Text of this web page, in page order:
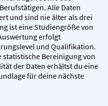
Alle Daten
und sind nie älter als drei
ist eine Studiengröße von
erfolgt
und Qualifikation.
statistische Bereinigung von
der Daten erhältst du eine
für deine nächste